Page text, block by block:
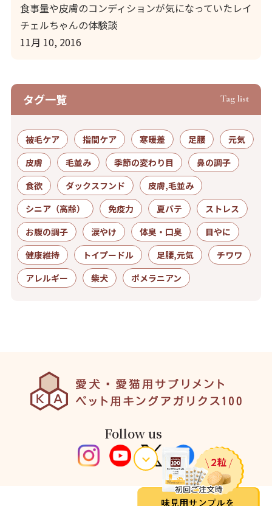
食事量や皮膚のコンディションが気になっていたレイ
チェルちゃんの体験談
11月 10, 2016
タグ⼀覧 Tag list
被毛ケア 指間ケア 寒暖差 足腰
元気
皮膚
毛並み 季節の変わり目
鼻の調子
食欲
ダックスフンド
皮膚,毛並み
シニア（高齢）
免疫力 夏バテ
ストレス
お腹の調子
涙やけ 体臭・口臭
目やに
健康維持
トイプードル 足腰,元気
チワワ
アレルギー
柴犬 ポメラニアン
Follow us